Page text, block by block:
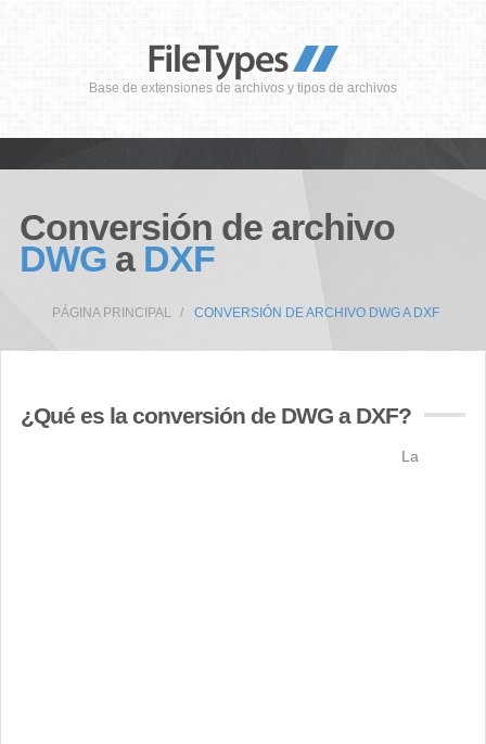
Base de extensiones de archivos y tipos de archivos
Conversión de archivo
DWG a DXF
PÁGINA PRINCIPAL CONVERSIÓN DE ARCHIVO DWG A DXF
¿Qué es la conversión de DWG a DXF?
La